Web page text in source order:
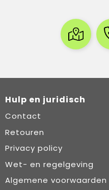
Hulp en juridisch
Contact
Retouren
Privacy policy
Wet- en regelgeving
Algemene voorwaarden